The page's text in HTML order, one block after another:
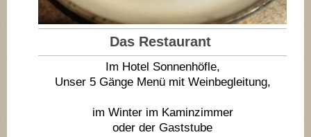
Das Restaurant
Im Hotel Sonnenhöfle,
Unser 5 Gänge Menü mit Weinbegleitung,
im Winter im Kaminzimmer
oder der Gaststube